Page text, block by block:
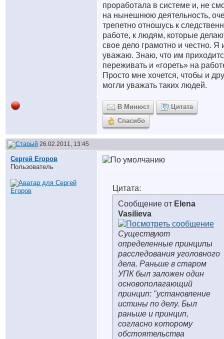
проработала в системе и, не
на нынешнюю деятельность,
трепетно отношусь к
работе, к людям, которые
свое дело грамотно и честно. Я
уважаю. Знаю, что им
переживать и «гореть» на
Просто мне хочется, чтобы и
могли уважать таких людей.
В Минюст
Цитата
Спасибо
26.02.2011, 13:45
Сергей Егоров
Пользователь
Цитата:
Сообщение от Elena
Vasilieva
Существуют
определенные принципы
расследования уголовного
дела. Раньше в старом
УПК был заложен один
основополагающий
принцип: "установление
истины по делу. Был
раньше и принцип,
согласно которому
обстоятельства